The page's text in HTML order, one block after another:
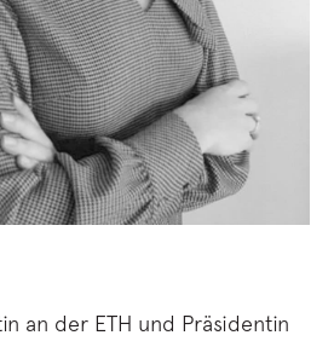
an der ETH und Präsidentin